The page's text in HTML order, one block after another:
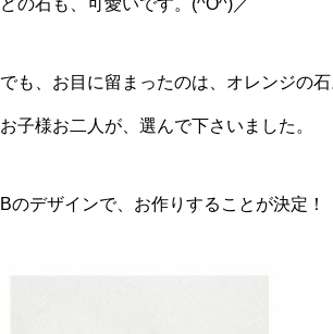
でも、お目に留まったのは、オレンジの
お子様お二人が、選んで下さいました。
Bのデザインで、お作りすることが決定！